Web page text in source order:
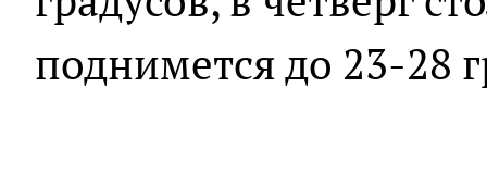
поднимется до 23-28